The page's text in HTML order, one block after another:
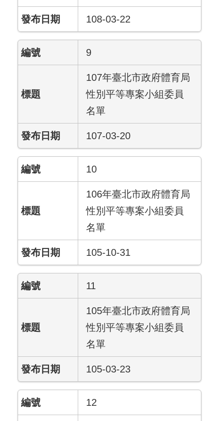
108-03-22
9
107年臺北市政府體育局
性別平等專案小組委員
名單
107-03-20
10
106年臺北市政府體育局
性別平等專案小組委員
名單
105-10-31
11
105年臺北市政府體育局
性別平等專案小組委員
名單
105-03-23
12